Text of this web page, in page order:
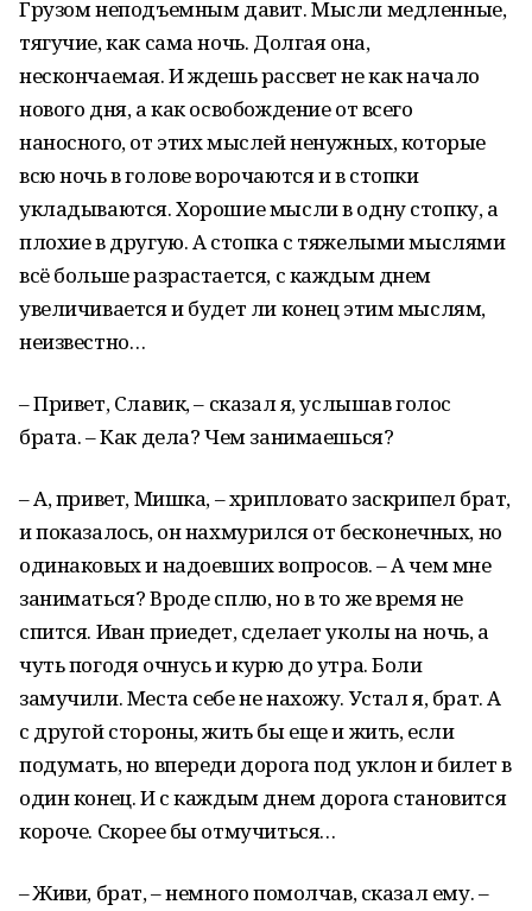
Грузом неподъемным давит. Мысли медленные,
тягучие, как сама ночь. Долгая она,
нескончаемая. И ждешь рассвет не как начало
нового дня, а как освобождение от всего
наносного, от этих мыслей ненужных, которые
всю ночь в голове ворочаются и в стопки
укладываются. Хорошие мысли в одну стопку, а
плохие в другую. А стопка с тяжелыми мыслями
всё больше разрастается, с каждым днем
увеличивается и будет ли конец этим мыслям,
неизвестно…
– Привет, Славик, – сказал я, услышав голос
брата. – Как дела? Чем занимаешься?
– А, привет, Мишка, – хрипловато заскрипел брат,
и показалось, он нахмурился от бесконечных, но
одинаковых и надоевших вопросов. – А чем мне
заниматься? Вроде сплю, но в то же время не
спится. Иван приедет, сделает уколы на ночь, а
чуть погодя очнусь и курю до утра. Боли
замучили. Места себе не нахожу. Устал я, брат. А
с другой стороны, жить бы еще и жить, если
подумать, но впереди дорога под уклон и билет в
один конец. И с каждым днем дорога становится
короче. Скорее бы отмучиться…
– Живи, брат, – немного помолчав, сказал ему. –